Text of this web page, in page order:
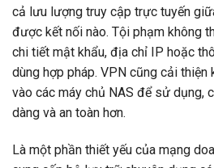
cả lưu lượng truy cập trực tuyến
được kết nối nào. Tội phạm không
chi tiết mật khẩu, địa chỉ IP hoặc
dùng hợp pháp. VPN cũng cải
vào các máy chủ NAS để sử dụng,
dàng và an toàn hơn.
Là một phần thiết yếu của mạng